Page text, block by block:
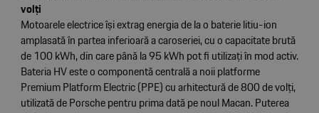
volți
Motoarele electrice își extrag energia de la o baterie litiu-ion
amplasată în partea inferioară a caroseriei, cu o capacitate brută
de 100 kWh, din care până la 95 kWh pot fi utilizați în mod activ.
Bateria HV este o componentă centrală a noii platforme
Premium Platform Electric (PPE) cu arhitectură de 800 de volți,
utilizată de Porsche pentru prima dată pe noul Macan. Puterea